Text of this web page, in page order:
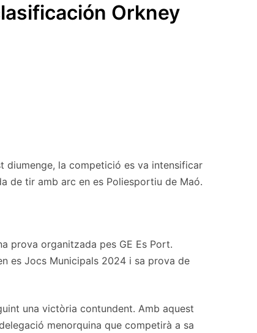
Orkney
diumenge, la competició es va intensificar
de tir amb arc en es Poliesportiu de Maó.
prova organitzada pes GE Es Port.
es Jocs Municipals 2024 i sa prova de
una victòria contundent. Amb aquest
menorquina que competirà a sa